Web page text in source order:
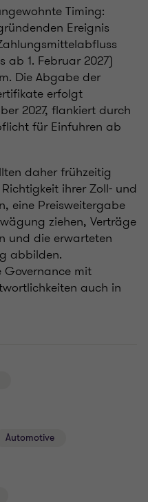
Timing:
Ereignis
ab 1. Februar 2027)
Die Abgabe der
erfolgt
2027, flankiert durch
für Einfuhren ab
daher frühzeitig
ihrer Zoll- und
eine Preisweitergabe
ziehen, Verträge
und die erwarteten
abbilden.
Governance mit
auch in
Automotive